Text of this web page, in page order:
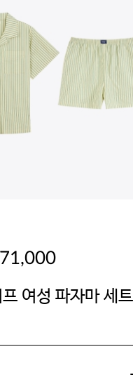
71,000
여성 파자마 세트